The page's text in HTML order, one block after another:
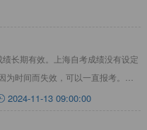
长期有效。上海自考成绩没有设定
时间而失效，可以一直报考‌。详
2024-11-13 09:00:00